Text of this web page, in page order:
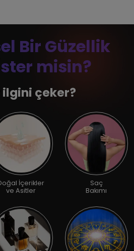
Bir Güzellik
misin?
çeker?
İçerikler
ve Asitler
Saç
Bakımı